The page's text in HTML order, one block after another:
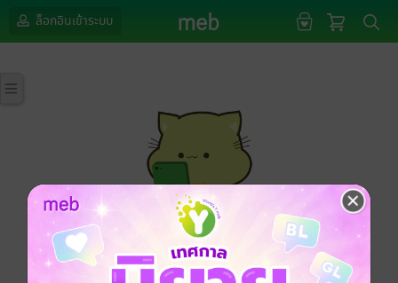
ล็อกอินเข้าระบบ
กรุณาเข้าสู่ระบบก่อนดำเนินรายการด้วยค่ะ